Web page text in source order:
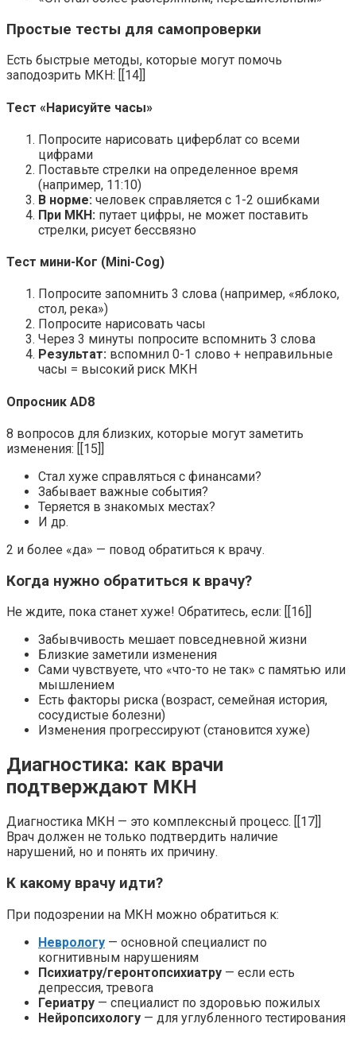
Простые тесты для самопроверки
Есть быстрые методы, которые могут помочь
заподозрить МКН: [[14]]
Тест «Нарисуйте часы»
Попросите нарисовать циферблат со всеми
цифрами
Поставьте стрелки на определенное время
(например, 11:10)
В норме: человек справляется с 1-2 ошибками
При МКН: путает цифры, не может поставить
стрелки, рисует бессвязно
Тест мини-Ког (Mini-Cog)
Попросите запомнить 3 слова (например, «яблоко,
стол, река»)
Попросите нарисовать часы
Через 3 минуты попросите вспомнить 3 слова
Результат: вспомнил 0-1 слово + неправильные
часы = высокий риск МКН
Опросник AD8
8 вопросов для близких, которые могут заметить
изменения: [[15]]
Стал хуже справляться с финансами?
Забывает важные события?
Теряется в знакомых местах?
И др.
2 и более «да» — повод обратиться к врачу.
Когда нужно обратиться к врачу?
Не ждите, пока станет хуже! Обратитесь, если: [[16]]
Забывчивость мешает повседневной жизни
Близкие заметили изменения
Сами чувствуете, что «что-то не так» с памятью или
мышлением
Есть факторы риска (возраст, семейная история,
сосудистые болезни)
Изменения прогрессируют (становится хуже)
Диагностика: как врачи
подтверждают МКН
Диагностика МКН — это комплексный процесс. [[17]]
Врач должен не только подтвердить наличие
нарушений, но и понять их причину.
К какому врачу идти?
При подозрении на МКН можно обратиться к:
Неврологу — основной специалист по
когнитивным нарушениям
Психиатру/геронтопсихиатру — если есть
депрессия, тревога
Гериатру — специалист по здоровью пожилых
Нейропсихологу — для углубленного тестирования